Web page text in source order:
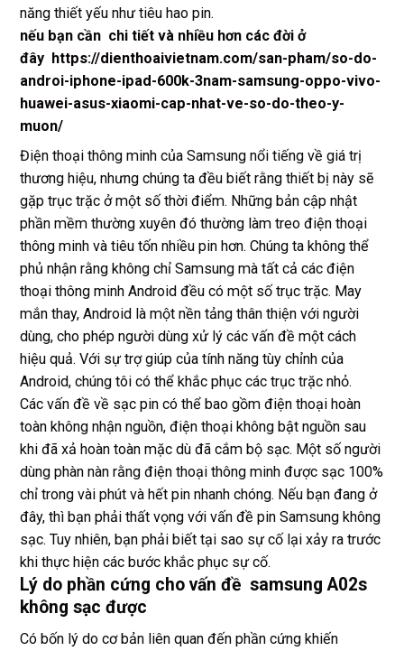
năng thiết yếu như tiêu hao pin.
nếu bạn cần chi tiết và nhiều hơn các đời ở
đây https://dienthoaivietnam.com/san-pham/so-do-
androi-iphone-ipad-600k-3nam-samsung-oppo-vivo-
huawei-asus-xiaomi-cap-nhat-ve-so-do-theo-y-
muon/
Điện thoại thông minh của Samsung nổi tiếng về giá trị
thương hiệu, nhưng chúng ta đều biết rằng thiết bị này sẽ
gặp trục trặc ở một số thời điểm. Những bản cập nhật
phần mềm thường xuyên đó thường làm treo điện thoại
thông minh và tiêu tốn nhiều pin hơn. Chúng ta không thể
phủ nhận rằng không chỉ Samsung mà tất cả các điện
thoại thông minh Android đều có một số trục trặc. May
mắn thay, Android là một nền tảng thân thiện với người
dùng, cho phép người dùng xử lý các vấn đề một cách
hiệu quả. Với sự trợ giúp của tính năng tùy chỉnh của
Android, chúng tôi có thể khắc phục các trục trặc nhỏ.
Các vấn đề về sạc pin có thể bao gồm điện thoại hoàn
toàn không nhận nguồn, điện thoại không bật nguồn sau
khi đã xả hoàn toàn mặc dù đã cắm bộ sạc. Một số người
dùng phàn nàn rằng điện thoại thông minh được sạc 100%
chỉ trong vài phút và hết pin nhanh chóng. Nếu bạn đang ở
đây, thì bạn phải thất vọng với vấn đề pin Samsung không
sạc. Tuy nhiên, bạn phải biết tại sao sự cố lại xảy ra trước
khi thực hiện các bước khắc phục sự cố.
Lý do phần cứng cho vấn đề samsung A02s
không sạc được
Có bốn lý do cơ bản liên quan đến phần cứng khiến